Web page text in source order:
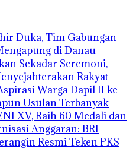
Duka, Tim Gabungan
di Danau
Sekadar Seremoni,
Rakyat
Warga Dapil II ke
Usulan Terbanyak
XV, Raih 60 Medali dan
Anggaran: BRI
Resmi Teken PKS